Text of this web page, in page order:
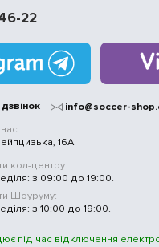
22
info@soccer-
16А
кол-центру:
з 09:00 до 19:00.
Шоуруму:
з 10:00 до 19:00.
під час відключення